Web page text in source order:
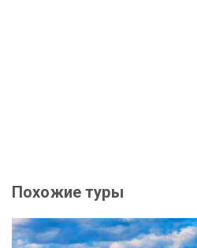
Похожие туры